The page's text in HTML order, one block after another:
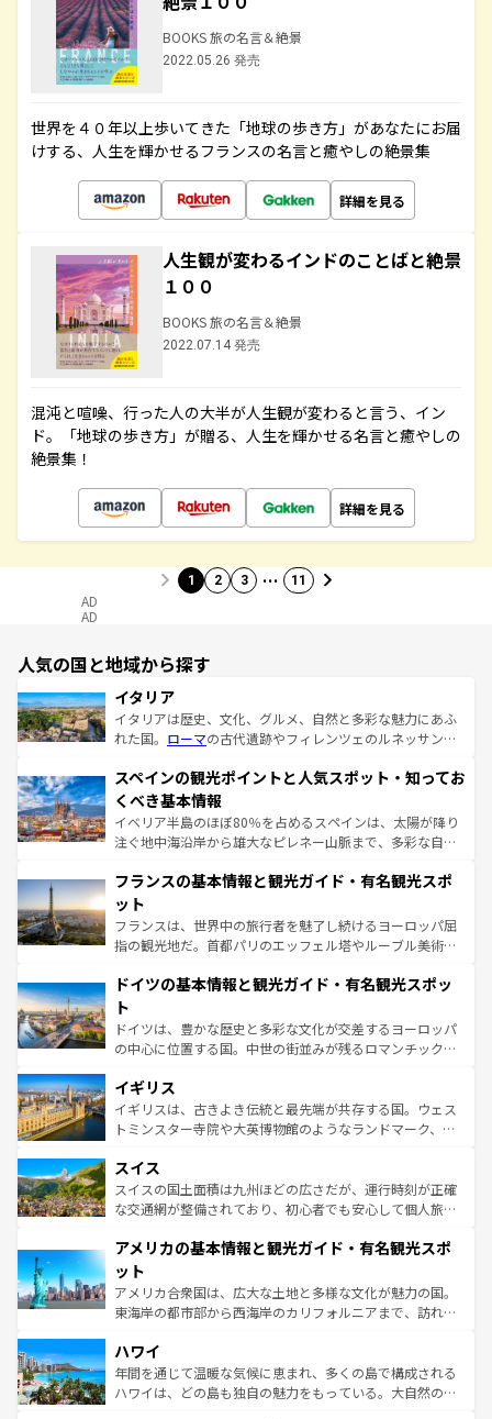
BOOKS 旅の名言＆絶景
2022.05.26 発売
世界を４０年以上歩いてきた「地球の歩き方」があなたにお届
けする、人生を輝かせるフランスの名言と癒やしの絶景集
詳細を見る
人生観が変わるインドのことばと絶景
１００
BOOKS 旅の名言＆絶景
2022.07.14 発売
混沌と喧噪、行った人の大半が人生観が変わると言う、イン
ド。「地球の歩き方」が贈る、人生を輝かせる名言と癒やしの
絶景集！
詳細を見る
1 2 3 … 11
AD
AD
人気の国と地域から探す
イタリア
イタリアは歴史、文化、グルメ、自然と多彩な魅力にあふ
れた国。 ローマの古代遺跡やフィレンツェのルネッサンス
ろん、トスカーナの美しい田園風景やアマルフィ海岸の絶
景など、自然景観も見逃せない。観光の合間には、本場の
ピザやパスタなど、絶品のイタリア料理を堪能することも
できる。朝目覚めてから夜眠るまで、すべての瞬間を楽し
なお、新着のイタリア情報はコンテンツ一覧を参照してほ
しい。
スペインの観光ポイントと人気スポット・知ってお
くべき基本情報
イベリア半島のほぼ80％を占めるスペインは、太陽が降り
注ぐ地中海沿岸から雄大なピレネー山脈まで、多彩な自然
文化が根付くこの国では、情熱的なフラメンコ、熱気あふ
れる闘牛、そして美味しいタパスが生活の一部となってい
る。首都マドリードの洗練された雰囲気や、バルセロナの
アートに溢れた街角から、地方では古代ローマ遺跡や中世
せる。地方によって風土や気候が異なるスペインはその個
ンテンツ一覧 を参照してほしい。
フランスの基本情報と観光ガイド・有名観光スポ
ット
フランスは、世界中の旅行者を魅了し続けるヨーロッパ屈
指の観光地だ。首都パリのエッフェル塔やルーブル美術館
で、幅広い魅力が詰まっている。華麗な宮殿、歴史的な大
聖堂、美しいビーチ、そして豊かな自然が、訪れる者を心
から魅了する。また、フランスは美食の国としても知ら
れ、フランス料理はユネスコ無形文化遺産にも登録されて
香り高いラベンダー畑など、多彩な楽しみ方が可能だ。さ
らに、パリ以外の地域にも魅力が溢れており、どの街角に
も豊かな歴史と文化が息づいている。パリ以外の個性あふ
を参照してほしい。
ドイツの基本情報と観光ガイド・有名観光スポッ
ト
ドイツは、豊かな歴史と多彩な文化が交差するヨーロッパ
の中心に位置する国。中世の街並みが残るロマンチック街
顔を持つこの国は、どこを歩いても飽きることがない。ベ
ルリンの文化的活気、バイエルン州のアルプスの絶景、そ
してライン川沿いのワイン畑といった風景は必見。ビール
は、お酒好きな人にはぜひ体験してほしい。 なお、新着の
ドイツ情報はコンテンツ一覧を参照してほしい。
イギリス
イギリスは、古きよき伝統と最先端が共存する国。ウェス
トミンスター寺院や大英博物館のようなランドマーク、歴
リアごとに異なる魅力がある。また、優雅なアフタヌーン
ティー、ビール好きにはたまらない英国パブ、サッカー観
戦など、本場だからこそできる体験も豊富。イギリスを旅
ンツ一覧を参照してほしい。
スイス
スイスの国土面積は九州ほどの広さだが、運行時刻が正確
な交通網が整備されており、初心者でも安心して個人旅行
の建物がそのまま残る町や、スイスならではのユニークな
博物館もあり、アルプス観光だけでなく町歩きも満喫する
ことができる。国民の所得が高いため物価も高いが、旅行
者向けの交通パス提供のサービスもあり、うまく活用すれ
着のスイス情報は
アメリカの基本情報と観光ガイド・有名観光スポ
ット
アメリカ合衆国は、広大な土地と多様な文化が魅力の国。
東海岸の都市部から西海岸のカリフォルニアまで、訪れる
のような巨大都市は、観光、ショッピング、エンターテイ
ンメントが詰まった刺激的なスポットだ。一方、アメリカ
西部には大自然が広がり、グランドキャニオンやイエロー
ハワイ
年間を通じて温暖な気候に恵まれ、多くの島で構成される
ハワイは、どの島も独自の魅力をもっている。大自然の神